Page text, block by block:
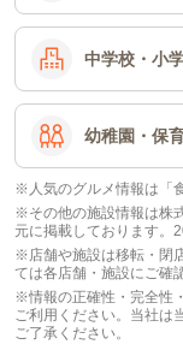
中学校・小
幼稚園・保
※人気のグルメ情報は「
※その他の施設情報は株
元に掲載しております。
※店舗や施設は移転・閉
ては各店舗・施設にご確
※情報の正確性・完全性
ご利用ください。当社は
ご了承ください。